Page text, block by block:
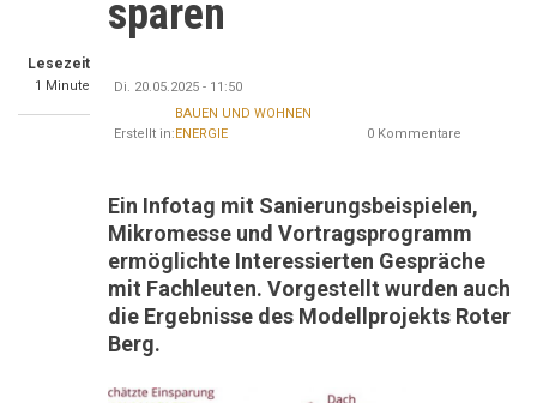
Lesezeit
1 Minute
sparen
Di. 20.05.2025 - 11:50
Erstellt in:
BAUEN UND WOHNEN
ENERGIE
0 Kommentare
Ein Infotag mit Sanierungsbeispielen,
Mikromesse und Vortragsprogramm
ermöglichte Interessierten Gespräche
mit Fachleuten. Vorgestellt wurden auch
die Ergebnisse des Modellprojekts Roter
Berg.